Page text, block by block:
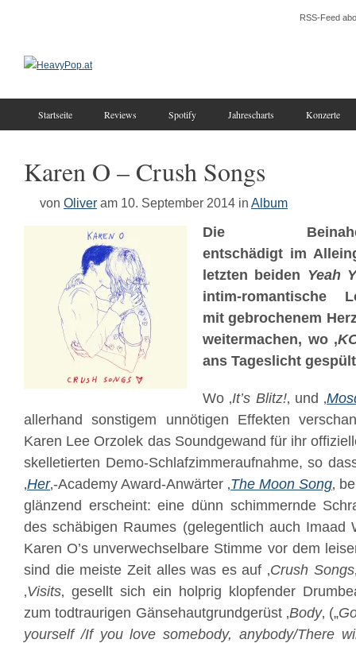
RSS-Feed
Startseite Reviews Spotify Jahrescharts Konzerte
Karen O – Crush Songs
von Oliver am 10. September 2014 in Album
Die Beinahe-
entschädigt im
letzten beiden Yeah
intim-romantische
mit gebrochenem
weitermachen, wo ‚
ans Tageslicht
Wo ‚It’s Blitz!‚ und ‚
allerhand sonstigem unnötigen Effekten
Karen Lee Orzolek das Soundgewand für ihr
skelletierten Demo-Schlafzimmeraufnahme, so
‚Her‚-Academy Award-Anwärter ‚The Moon Song‚
glänzend erscheint: eine dünn schimmernde
des schäbigen Raumes (gelegentlich auch Imaad
Karen O’s unverwechselbare Stimme vor dem
sind die meiste Zeit alles was es auf ‚Crush Songs
‚Visits‚ gesellt sich ein holprig klopfender
zum todtraurigen Gänsehautgrundgerüst ‚Body‚ („
yourself/If you love somebody, anybody/There